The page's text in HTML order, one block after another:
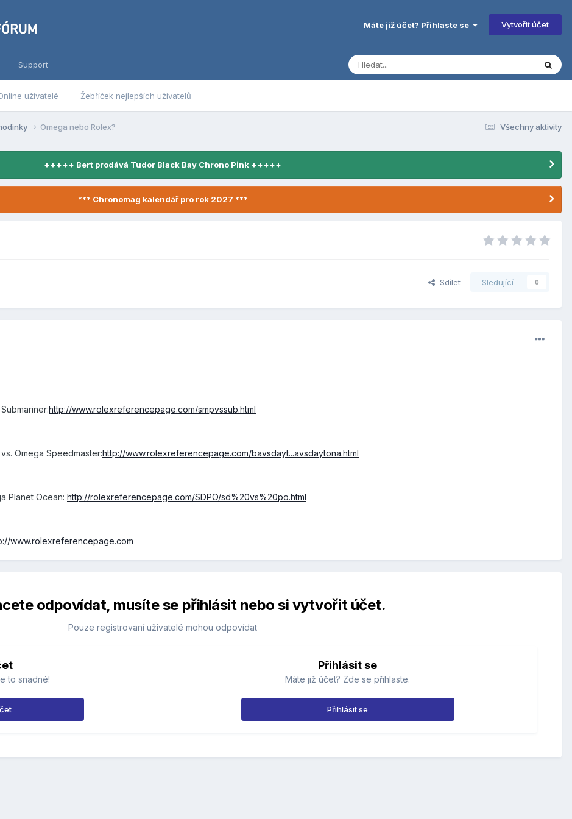
Máte již účet? Přihlaste se Vytvořit účet
uživatelé Žebříček nejlepších uživatelů
Support
Všechny aktivity
Omega nebo Rolex?
+++++ Bert prodává Tudor Black Bay Chrono Pink +++++
*** Chronomag kalendář pro rok 2027 ***
Sdílet Sledující 0
http://www.rolexreferencepage.com/smpvssub.html
Omega Speedmaster:http://www.rolexreferencepage.com/bavsdayt...avsdaytona.html
Planet Ocean: http://rolexreferencepage.com/SDPO/sd%20vs%20po.html
www.rolexreferencepage.com
odpovídat, musíte se přihlásit nebo si vytvořit účet.
Pouze registrovaní uživatelé mohou odpovídat
to snadné!
Přihlásit se
Máte již účet? Zde se přihlaste.
Přihlásit se